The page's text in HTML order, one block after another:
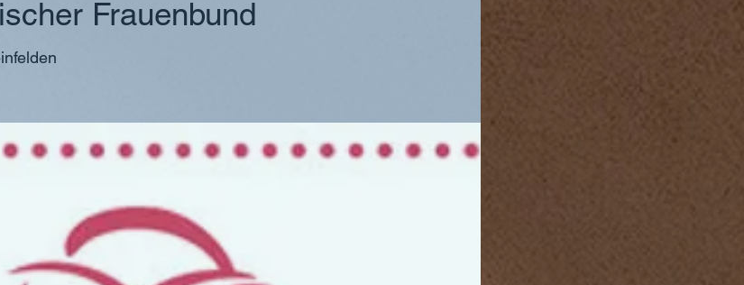
Frauenbund